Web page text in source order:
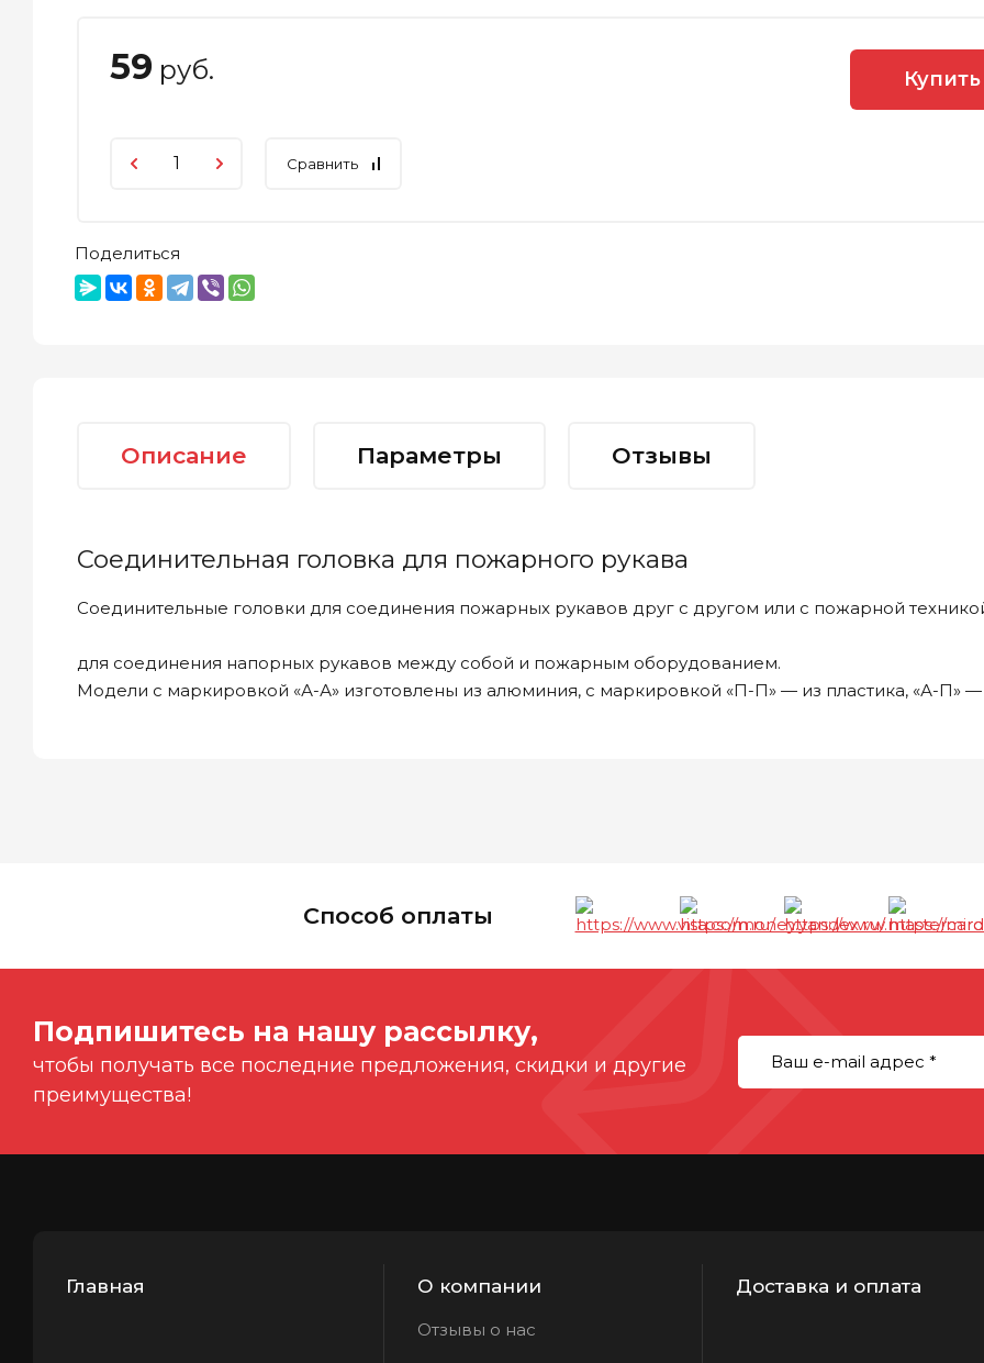
59 руб. Купить
Сравнить
Поделиться
Описание Параметры Отзывы
Соединительная головка для пожарного рукава
Соединительные головки для соединения пожарных рукавов друг с другом или с пожарной
для соединения напорных рукавов между собой и пожарным оборудованием.
Модели с маркировкой «А-А» изготовлены из алюминия, с маркировкой «П-П» — из пластика, «А-П»
Способ оплаты
Подпишитесь на нашу рассылку,
чтобы получать все последние предложения, скидки и другие
преимущества!
Главная О компании
Отзывы о нас
Доставка и оплата